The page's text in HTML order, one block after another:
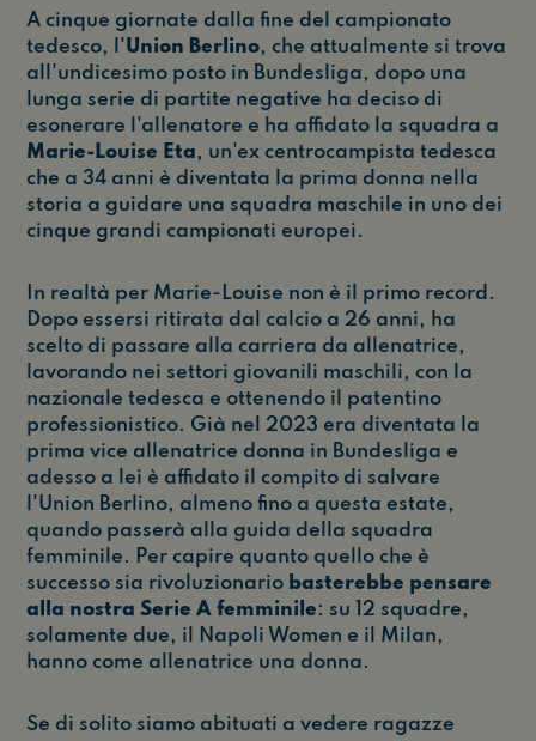
A cinque giornate dalla fine del campionato
tedesco, l'Union Berlino, che attualmente si trova
all'undicesimo posto in Bundesliga, dopo una
lunga serie di partite negative ha deciso di
esonerare l'allenatore e ha affidato la squadra a
Marie-Louise Eta, un'ex centrocampista tedesca
che a 34 anni è diventata la prima donna nella
storia a guidare una squadra maschile in uno dei
cinque grandi campionati europei.
In realtà per Marie-Louise non è il primo record.
Dopo essersi ritirata dal calcio a 26 anni, ha
scelto di passare alla carriera da allenatrice,
lavorando nei settori giovanili maschili, con la
nazionale tedesca e ottenendo il patentino
professionistico. Già nel 2023 era diventata la
prima vice allenatrice donna in Bundesliga e
adesso a lei è affidato il compito di salvare
l'Union Berlino, almeno fino a questa estate,
quando passerà alla guida della squadra
femminile. Per capire quanto quello che è
successo sia rivoluzionario basterebbe pensare
alla nostra Serie A femminile: su 12 squadre,
solamente due, il Napoli Women e il Milan,
hanno come allenatrice una donna.
Se di solito siamo abituati a vedere ragazze